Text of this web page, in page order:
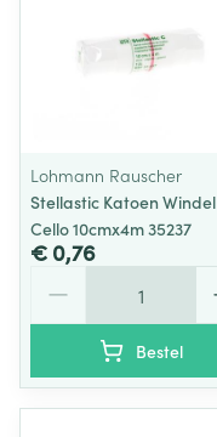
Lohmann Rauscher
Stellastic Katoen Windel
Cello 10cmx4m 35237
€ 0,76
Bestel